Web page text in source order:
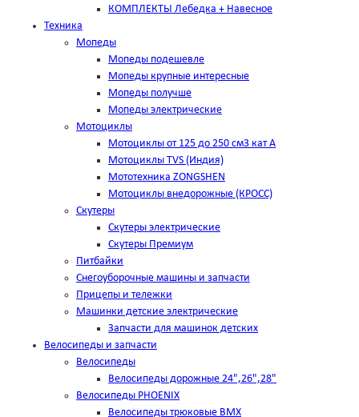
КОМПЛЕКТЫ Лебедка + Навесное
Техника
Мопеды
Мопеды подешевле
Мопеды крупные интересные
Мопеды получше
Мопеды электрические
Мотоциклы
Мотоциклы от 125 до 250 см3 кат А
Мотоциклы TVS (Индия)
Мототехника ZONGSHEN
Мотоциклы внедорожные (КРОСС)
Скутеры
Скутеры электрические
Скутеры Премиум
Питбайки
Снегоуборочные машины и запчасти
Прицепы и тележки
Машинки детские электрические
Запчасти для машинок детских
Велосипеды и запчасти
Велосипеды
Велосипеды дорожные 24",26",28"
Велосипеды PHOENIX
Велосипеды трюковые BMX